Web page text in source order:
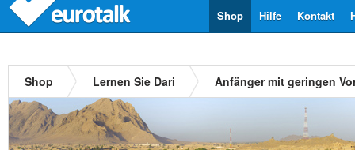
Kontakt
Hilfe
Shop
Shop Lernen Sie Dari Anfänger mit geringen